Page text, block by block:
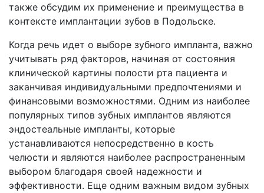
также обсудим их применение и преимущества в
контексте имплантации зубов в Подольске.
Когда речь идет о выборе зубного импланта, важно
учитывать ряд факторов, начиная от состояния
клинической картины полости рта пациента и
заканчивая индивидуальными предпочтениями и
финансовыми возможностями. Одним из наиболее
популярных типов зубных имплантов являются
эндостеальные импланты, которые
устанавливаются непосредственно в кость
челюсти и являются наиболее распространенным
выбором благодаря своей надежности и
эффективности. Еще одним важным видом зубных